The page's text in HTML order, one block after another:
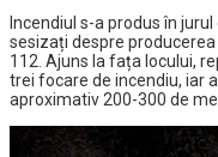
Incendiul s-a produs în
sesizați despre
112. Ajuns la fața locului,
trei focare de incendiu, iar
aproximativ 200-300 de